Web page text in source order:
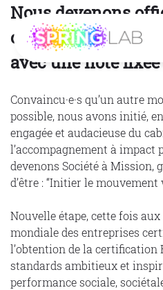
Nous devenons
cabinet de conseil
avec une note
Convaincu·e·s qu’un autre
possible, nous avons initié,
engagée et audacieuse du
l’accompagnement à impact
devenons Société à Mission,
d’être : “Initier le
Nouvelle étape, cette fois
mondiale des entreprises
l’obtention de la certification
standards ambitieux et
performance sociale,